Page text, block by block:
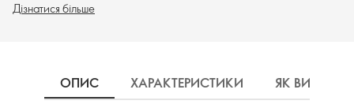
Дізнатися більше
ОПИС ХАРАКТЕРИСТИКИ ЯК